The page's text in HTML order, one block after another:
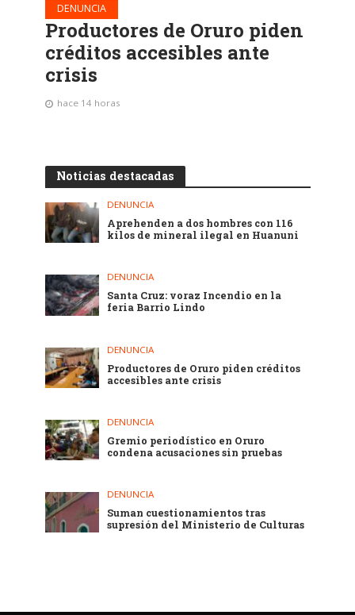
DENUNCIA
Productores de Oruro piden
créditos accesibles ante
crisis
hace 14 horas
Noticias destacadas
DENUNCIA
Aprehenden a dos hombres con 116
kilos de mineral ilegal en Huanuni
DENUNCIA
Santa Cruz: voraz Incendio en la
feria Barrio Lindo
DENUNCIA
Productores de Oruro piden créditos
accesibles ante crisis
DENUNCIA
Gremio periodístico en Oruro
condena acusaciones sin pruebas
DENUNCIA
Suman cuestionamientos tras
supresión del Ministerio de Culturas